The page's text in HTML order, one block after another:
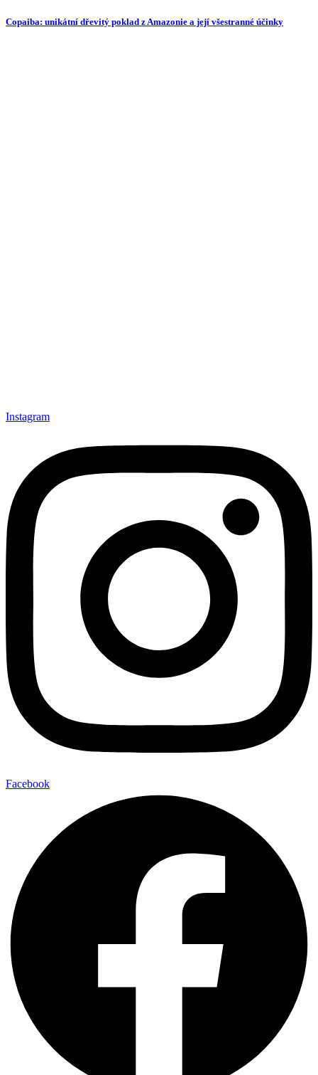
Copaiba: unikátní dřevitý poklad z Amazonie a její všestranné účinky
Instagram
Facebook